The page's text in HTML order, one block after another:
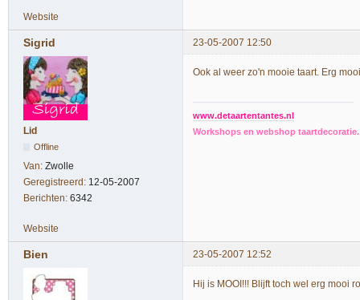
Website
Sigrid 23-05-2007 12:50
Lid
Offline
Van: Zwolle
Geregistreerd: 12-05-2007
Berichten: 6342
Ook al weer zo'n mooie taart. Erg
www.detaartentantes.nl
Workshops en webshop
Website
Bien 23-05-2007 12:52
Hij is MOOI!!! Blijft toch wel erg mooi